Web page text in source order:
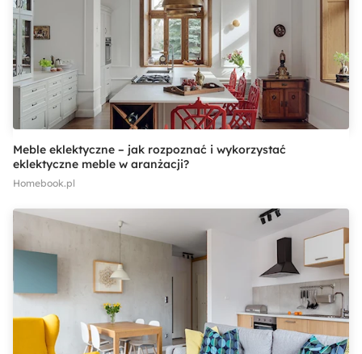
Meble eklektyczne – jak rozpoznać i wykorzystać
eklektyczne meble w aranżacji?
Homebook.pl